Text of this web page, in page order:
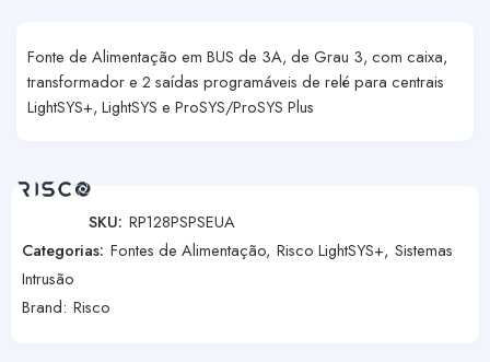
Fonte de Alimentação em BUS de 3A, de Grau 3, com caixa,
transformador e 2 saídas programáveis de relé para centrais
LightSYS+, LightSYS e ProSYS/ProSYS Plus
SKU: RP128PSPSEUA
Categorias: Fontes de Alimentação, Risco LightSYS+, Sistemas
Intrusão
Brand: Risco